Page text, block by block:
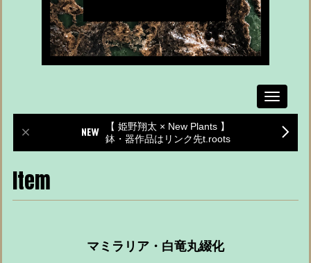
Toggle
【 姫野翔太 × New Plants 】
鉢・器作品はリンク先t.roots
Item
マミラリア・白竜丸綴化